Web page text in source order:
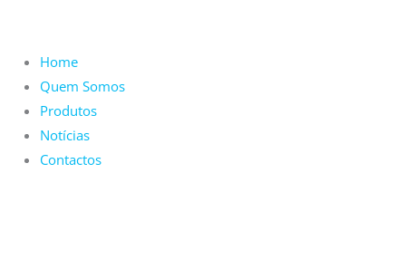
Home
Quem Somos
Produtos
Notícias
Contactos